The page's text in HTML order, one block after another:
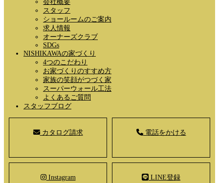
会社概要
スタッフ
ショールームのご案内
求人情報
オーナーズクラブ
SDGs
NISHIKAWAの家づくり
4つのこだわり
お家づくりのすすめ方
家族の笑顔がつづく家
スーパーウォール工法
よくあるご質問
スタッフブログ
カタログ請求 電話をかける
Instagram LINE登録